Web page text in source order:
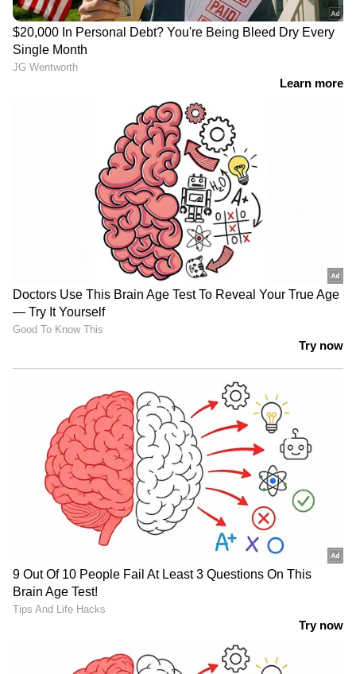
മാറി നിൽക്കുന്നത് താത്കാലിക
ആശ്വാസം
കനത്ത മഴ തുടരുമെന്ന് മുന്നറിയിപ്പ്